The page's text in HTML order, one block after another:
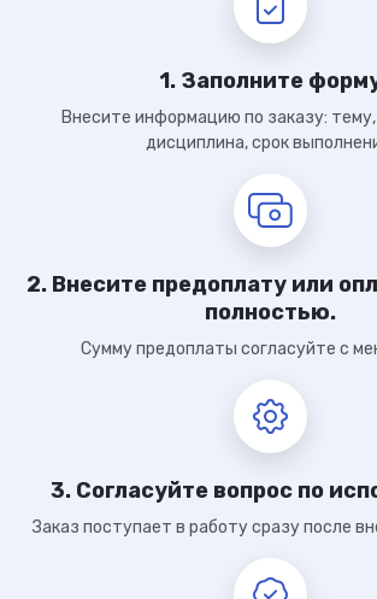
1. Заполните
Внесите информацию по заказу:
дисциплина, срок
2. Внесите предоплату или
полностью.
Сумму предоплаты согласуйте с
3. Согласуйте вопрос по
Заказ поступает в работу сразу после